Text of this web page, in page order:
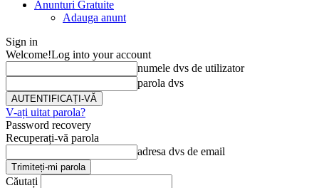
Anunturi Gratuite
Adauga anunt
Sign in
Welcome!Log into your account
numele dvs de utilizator
parola dvs
V-ați uitat parola?
Password recovery
Recuperați-vă parola
adresa dvs de email
Căutați